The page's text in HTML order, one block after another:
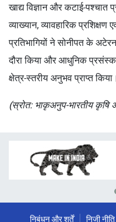
खाद्य विज्ञान और कटाई-पश्चात
व्याख्यान, व्यावहारिक
प्रतिभागियों ने सोनीपत के
दौरा किया और आधुनिक
क्षेत्र-स्तरीय अनुभव प्राप्त किया।
(स्रोत: भाकृअनुप-भारतीय कृषि
निबंधन और शर्तें निजी नीति